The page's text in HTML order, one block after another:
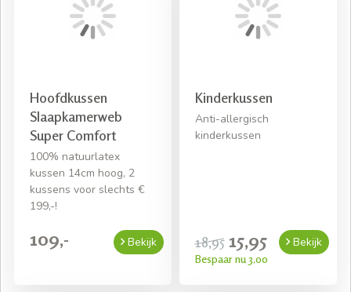
Hoofdkussen
Slaapkamerweb
Super Comfort
100% natuurlatex
kussen 14cm hoog, 2
kussens voor slechts €
199,-!
109,- Bekijk
Kinderkussen
Anti-allergisch
kinderkussen
18,95 15,95
Bespaar nu 3,00
Bekijk